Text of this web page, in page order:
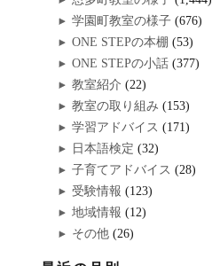
学園町教室の様子 (676)
ONE STEPの本棚 (53)
ONE STEPの小話 (377)
教室紹介 (22)
教室の取り組み (153)
学習アドバイス (171)
日本語検定 (32)
子育てアドバイス (28)
受験情報 (123)
地域情報 (12)
その他 (26)